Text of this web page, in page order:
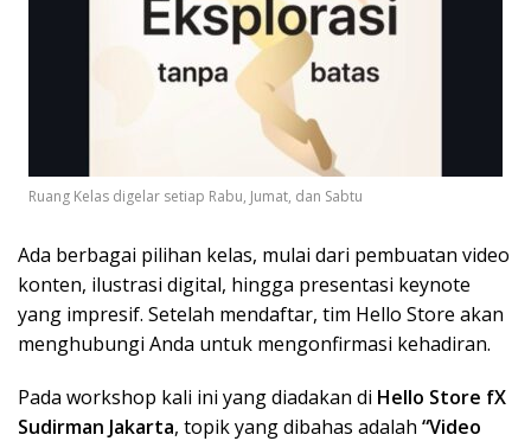
Ruang Kelas digelar setiap Rabu, Jumat, dan Sabtu
Ada berbagai pilihan kelas, mulai dari pembuatan video
konten, ilustrasi digital, hingga presentasi keynote
yang impresif. Setelah mendaftar, tim Hello Store akan
menghubungi Anda untuk mengonfirmasi kehadiran.
Pada workshop kali ini yang diadakan di Hello Store fX
Sudirman Jakarta, topik yang dibahas adalah “Video